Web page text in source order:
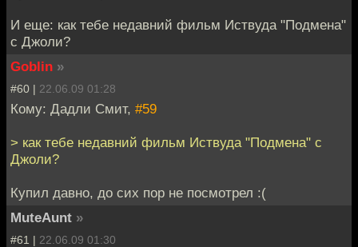
И еще: как тебе недавний фильм Иствуда "Подмена"
с Джоли?
Goblin »
#60 | 22.06.09 01:28
Кому: Дадли Смит, #59
> как тебе недавний фильм Иствуда "Подмена" с
Джоли?
Купил давно, до сих пор не посмотрел :(
MuteAunt »
#61 | 22.06.09 01:30